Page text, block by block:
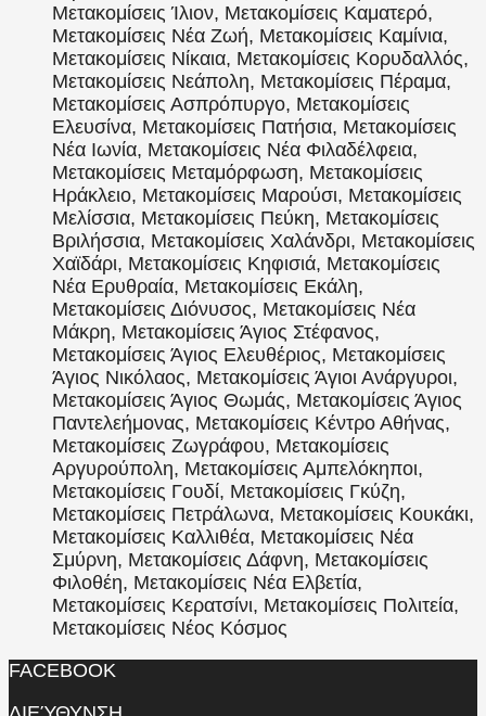
Μετακομίσεις Ίλιον, Μετακομίσεις Καματερό,
Μετακομίσεις Νέα Ζωή, Μετακομίσεις Καμίνια,
Μετακομίσεις Νίκαια, Μετακομίσεις Κορυδαλλός,
Μετακομίσεις Νεάπολη, Μετακομίσεις Πέραμα,
Μετακομίσεις Ασπρόπυργο, Μετακομίσεις
Ελευσίνα, Μετακομίσεις Πατήσια, Μετακομίσεις
Νέα Ιωνία, Μετακομίσεις Νέα Φιλαδέλφεια,
Μετακομίσεις Μεταμόρφωση, Μετακομίσεις
Ηράκλειο, Μετακομίσεις Μαρούσι, Μετακομίσεις
Μελίσσια, Μετακομίσεις Πεύκη, Μετακομίσεις
Βριλήσσια, Μετακομίσεις Χαλάνδρι, Μετακομίσεις
Χαϊδάρι, Μετακομίσεις Κηφισιά, Μετακομίσεις
Νέα Ερυθραία, Μετακομίσεις Εκάλη,
Μετακομίσεις Διόνυσος, Μετακομίσεις Νέα
Μάκρη, Μετακομίσεις Άγιος Στέφανος,
Μετακομίσεις Άγιος Ελευθέριος, Μετακομίσεις
Άγιος Νικόλαος, Μετακομίσεις Άγιοι Ανάργυροι,
Μετακομίσεις Άγιος Θωμάς, Μετακομίσεις Άγιος
Παντελεήμονας, Μετακομίσεις Κέντρο Αθήνας,
Μετακομίσεις Ζωγράφου, Μετακομίσεις
Αργυρούπολη, Μετακομίσεις Αμπελόκηποι,
Μετακομίσεις Γουδί, Μετακομίσεις Γκύζη,
Μετακομίσεις Πετράλωνα, Μετακομίσεις Κουκάκι,
Μετακομίσεις Καλλιθέα, Μετακομίσεις Νέα
Σμύρνη, Μετακομίσεις Δάφνη, Μετακομίσεις
Φιλοθέη, Μετακομίσεις Νέα Ελβετία,
Μετακομίσεις Κερατσίνι, Μετακομίσεις Πολιτεία,
Μετακομίσεις Νέος Κόσμος
FACEBOOK